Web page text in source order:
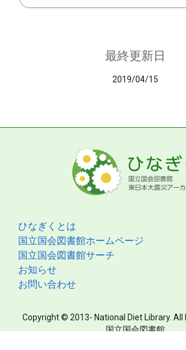
最終更新日
2019/04/15
ひなぎくとは
国立国会図書館ホームページ
国立国会図書館サーチ
お知らせ
お問い合わせ
Copyright © 2013- National Diet Library. All